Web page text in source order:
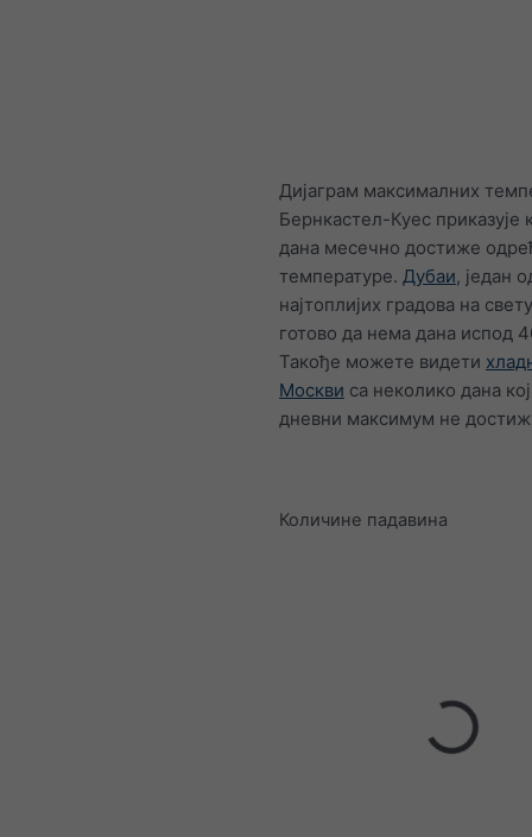
Дијаграм максималних
Бернкастел-Куес приказује
дана месечно достиже
температуре. Дубаи, један
најтоплијих градова на
готово да нема дана испод
Такође можете видети
Москви са неколико дана
дневни максимум не
Количине падавина